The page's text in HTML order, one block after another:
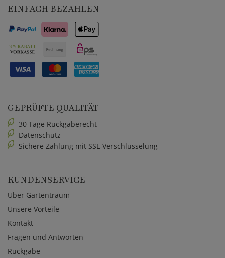
EINFACH BEZAHLEN
GEPRÜFTE QUALITÄT
30 Tage Rückgaberecht
Datenschutz
Sichere Zahlung mit SSL-Verschlüsselung
KUNDENSERVICE
Über Gartentraum
Unsere Vorteile
Kontakt
Fragen und Antworten
Rückgabe